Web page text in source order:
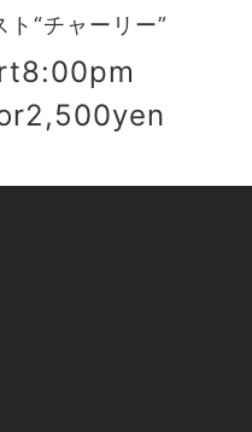
“チャーリー”